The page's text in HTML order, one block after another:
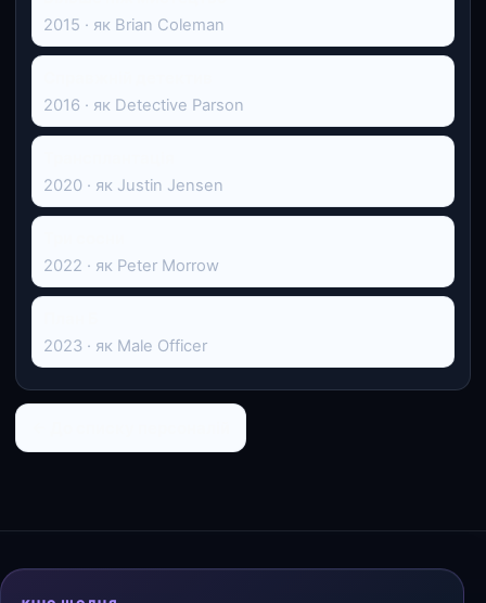
2015 · як Brian Coleman
2016 · як Detective Parson
2020 · як Justin Jensen
2022 · як Peter Morrow
2023 · як Male Officer